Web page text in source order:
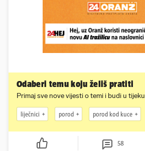
Odaberi temu koju želiš pratiti
Primaj sve nove vijesti o temi i budi u tijeku
liječnici porod porod kod kuce
58